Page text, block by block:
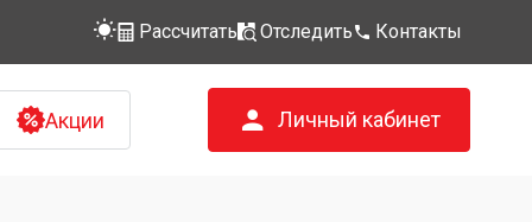
Рассчитать Отследить Контакты
Акции Личный кабинет